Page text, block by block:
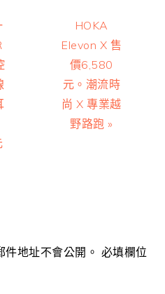
Next
Post:
HOKA
Elevon X 售
價6,580
元。潮流時
尚 X 專業越
野路跑 »
地址不會公開。 必填欄位